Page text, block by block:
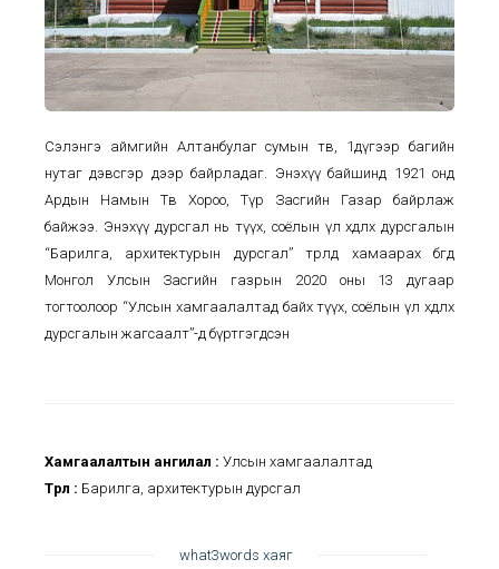
Сэлэнгэ аймгийн Алтанбулаг сумын төв, 1дүгээр багийн
нутаг дэвсгэр дээр байрладаг. Энэхүү байшинд 1921 онд
Ардын Намын Төв Хороо, Түр Засгийн Газар байрлаж
байжээ. Энэхүү дурсгал нь түүх, соёлын үл хөдлөх дурсгалын
“Барилга, архитектурын дурсгал” төрөлд хамаарах бөгөөд
Монгол Улсын Засгийн газрын 2020 оны 13 дугаар
тогтоолоор “Улсын хамгаалалтад байх түүх, соёлын үл хөдлөх
дурсгалын жагсаалт”-д бүртгэгдсэн
Хамгаалалтын ангилал : Улсын хамгаалалтад
Төрөл : Барилга, архитектурын дурсгал
what3words хаяг